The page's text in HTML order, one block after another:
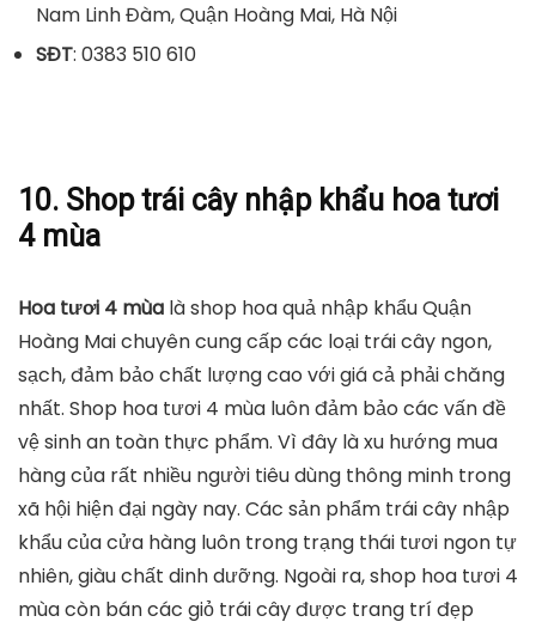
Nam Linh Đàm, Quận Hoàng Mai, Hà Nội
SĐT: 0383 510 610
10. Shop trái cây nhập khẩu hoa tươi
4 mùa
Hoa tươi 4 mùa là shop hoa quả nhập khẩu Quận
Hoàng Mai chuyên cung cấp các loại trái cây ngon,
sạch, đảm bảo chất lượng cao với giá cả phải chăng
nhất. Shop hoa tươi 4 mùa luôn đảm bảo các vấn đề
vệ sinh an toàn thực phẩm. Vì đây là xu hướng mua
hàng của rất nhiều người tiêu dùng thông minh trong
xã hội hiện đại ngày nay. Các sản phẩm trái cây nhập
khẩu của cửa hàng luôn trong trạng thái tươi ngon tự
nhiên, giàu chất dinh dưỡng. Ngoài ra, shop hoa tươi 4
mùa còn bán các giỏ trái cây được trang trí đẹp